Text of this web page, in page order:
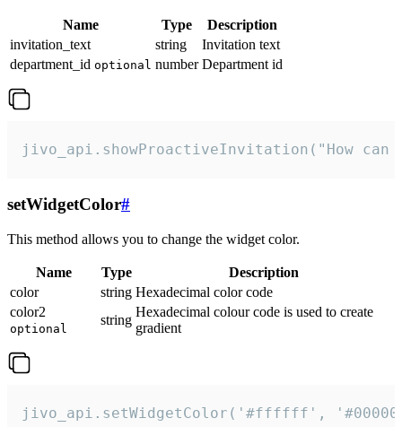
Name Type
Description
invitation_text
string
Invitation text
department_id optional number Department id
jivo_api.showProactiveInvitation("How
setWidgetColor#
This method allows you to change the widget color.
Name Type
Description
color
string Hexadecimal color code
color2
optional
string
Hexadecimal colour code is used to create
gradient
jivo_api.setWidgetColor('#ffffff',